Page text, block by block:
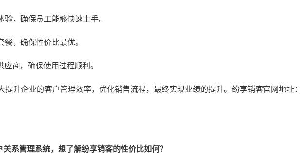
，确保员工能够快速上手。
，确保性价比最优。
商，确保使用过程顺利。
提升企业的客户管理效率，优化销售流程，最终实现业绩的提升。纷享销客官网地址：
系管理系统，想了解纷享销客的性价比如何？